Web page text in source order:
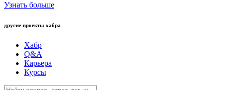
Узнать больше
другие проекты хабра
Хабр
Q&A
Карьера
Курсы